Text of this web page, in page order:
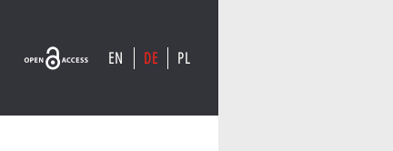
EN DE PL